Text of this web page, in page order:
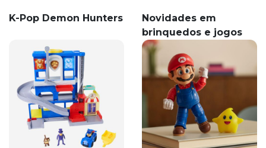
K-Pop Demon Hunters
Novidades em
brinquedos e jogos